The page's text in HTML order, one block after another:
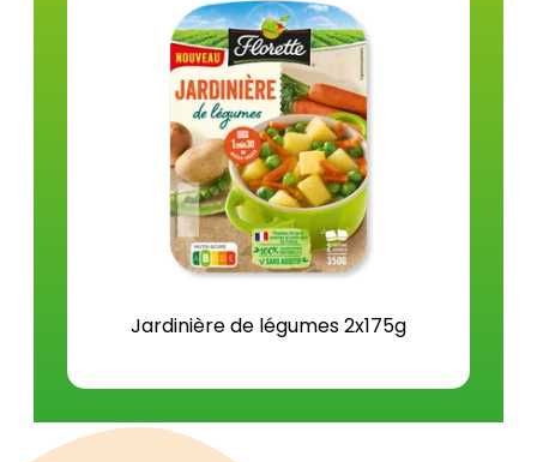
Protéines (g)
Jardinière de légumes 2x175g